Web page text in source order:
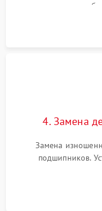
конденсатора,
тепловым насосом
4. Замена
Замена
подшипников.
конденсатора,